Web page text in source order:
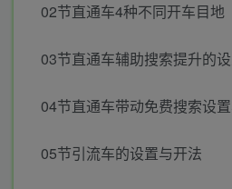
02节直通车4种不同开车目地
03节直通车辅助搜索提升的
04节直通车带动免费搜索设
05节引流车的设置与开法